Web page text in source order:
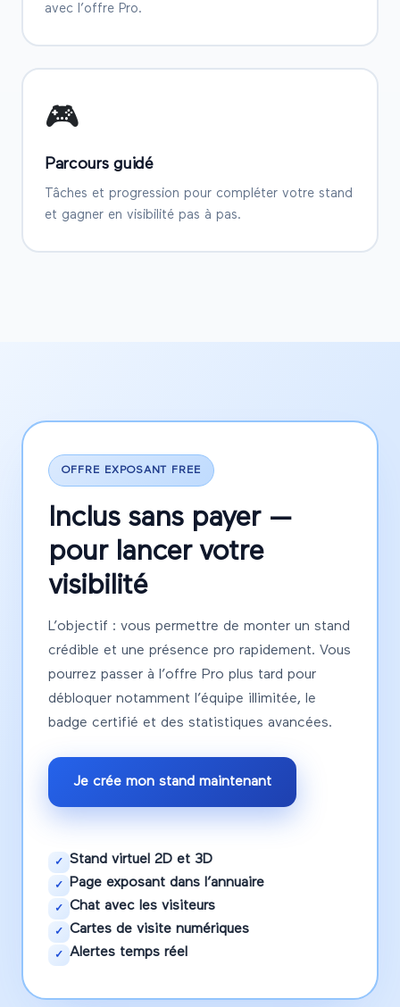
avec l’offre Pro.
🎮
Parcours guidé
Tâches et progression pour compléter votre stand
et gagner en visibilité pas à pas.
OFFRE EXPOSANT FREE
Inclus sans payer —
pour lancer votre
visibilité
L’objectif : vous permettre de monter un stand
crédible et une présence pro rapidement. Vous
pourrez passer à l’offre Pro plus tard pour
débloquer notamment l’équipe illimitée, le
badge certifié et des statistiques avancées.
Je crée mon stand maintenant
✓ Stand virtuel 2D et 3D
✓ Page exposant dans l’annuaire
✓ Chat avec les visiteurs
✓ Cartes de visite numériques
✓ Alertes temps réel